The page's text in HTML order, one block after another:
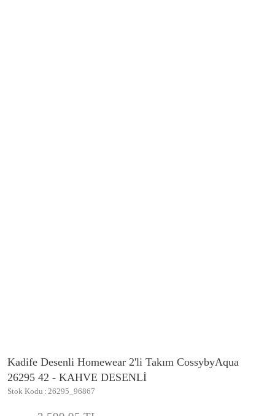
Kadife Desenli Homewear 2'li Takım CossybyAqua
26295 42 - KAHVE DESENLİ
Stok Kodu 26295_96867